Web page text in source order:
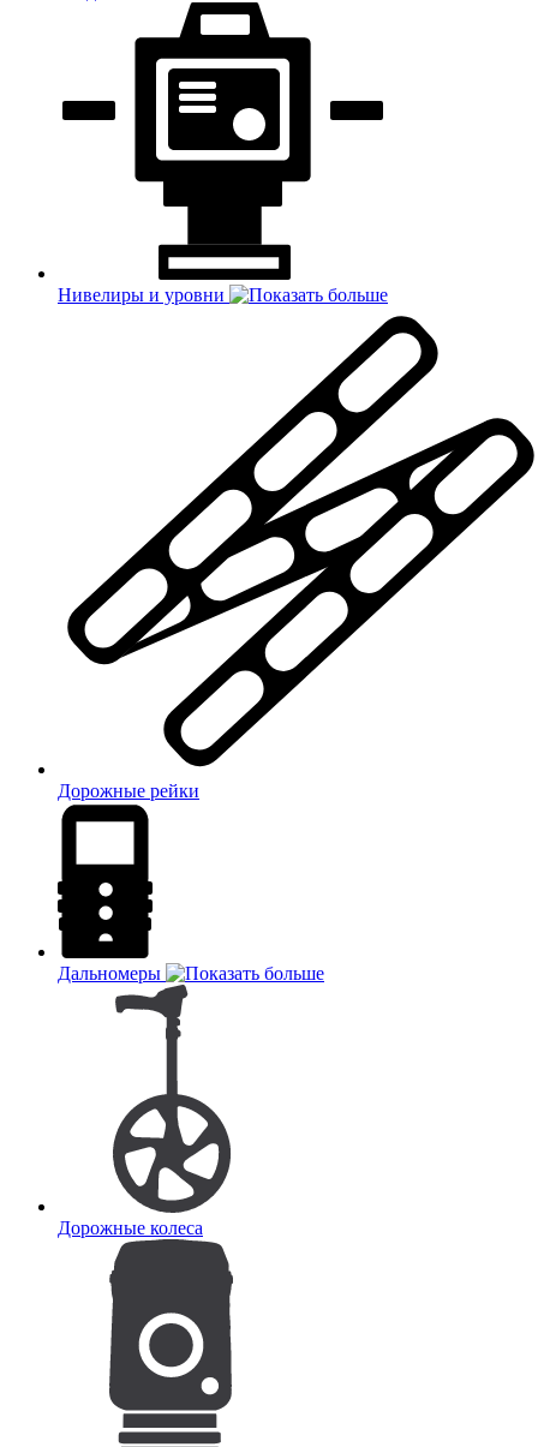
Нивелиры и уровни
Дорожные рейки
Дальномеры
Дорожные колеса